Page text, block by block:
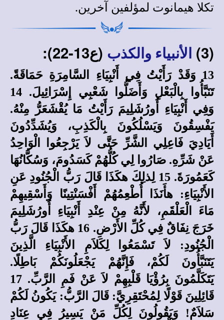
تكلا هيمانوت لمؤلفين آخرين.
(3) الأنبياء والكذب (ع13-22):
13 وَقَدْ رَأَيْتُ فِي أَنْبِيَاءِ السَّامِرَةِ حَمَاقَةً.
تَنَبَّأُوا بِالْبَعْلِ وَأَضَلُّوا شَعْبِي إِسْرَائِيلَ. 14
وَفِي أَنْبِيَاءِ أُورُشَلِيمَ رَأَيْتُ مَا يُقْشَعَرُّ مِنْهُ.
يَفْسِقُونَ وَيَسْلُكُونَ بِالْكَذِبِ، وَيُشَدِّدُونَ
أَيَادِيَ فَاعِلِي الشَّرِّ حَتَّى لاَ يَرْجِعُوا الْوَاحِدُ
عَنْ شَرِّهِ. صَارُوا لِي كُلُّهُمْ كَسَدُومَ، وَسُكَّانُهَا
كَعَمُورَةَ. 15 لِذلِكَ هكَذَا قَالَ رَبُّ الْجُنُودِ عَنِ
الأَنْبِيَاءِ: هأَنَذَا أُطْعِمُهُمْ أَفْسَنْتِينًا وَأَسْقِيهِمْ
مَاءَ الْعَلْقَمِ، لأَنَّهُ مِنْ عِنْدِ أَنْبِيَاءِ أُورُشَلِيمَ
خَرَجَ نِفَاقٌ فِي كُلِّ الأَرْضِ. 16 هكَذَا قَالَ رَبُّ
الْجُنُودِ: لاَ تَسْمَعُوا لِكَلاَمِ الأَنْبِيَاءِ الَّذِينَ
يَتَنَبَّأُونَ لَكُمْ، فَإِنَّهُمْ يَجْعَلُونَكُمْ بَاطِلًا.
يَتَكَلَّمُونَ بِرُؤْيَا قَلْبِهِمْ لاَ عَنْ فَمِ الرَّبِّ. 17
قَائِلِينَ قَوْلًا لِمُحْتَقِرِيَّ: قَالَ الرَّبُّ: يَكُونُ لَكُمْ
سَلاَمٌ! وَيَقُولُونَ لِكُلِّ مَنْ يَسِيرُ فِي عِنَادِ